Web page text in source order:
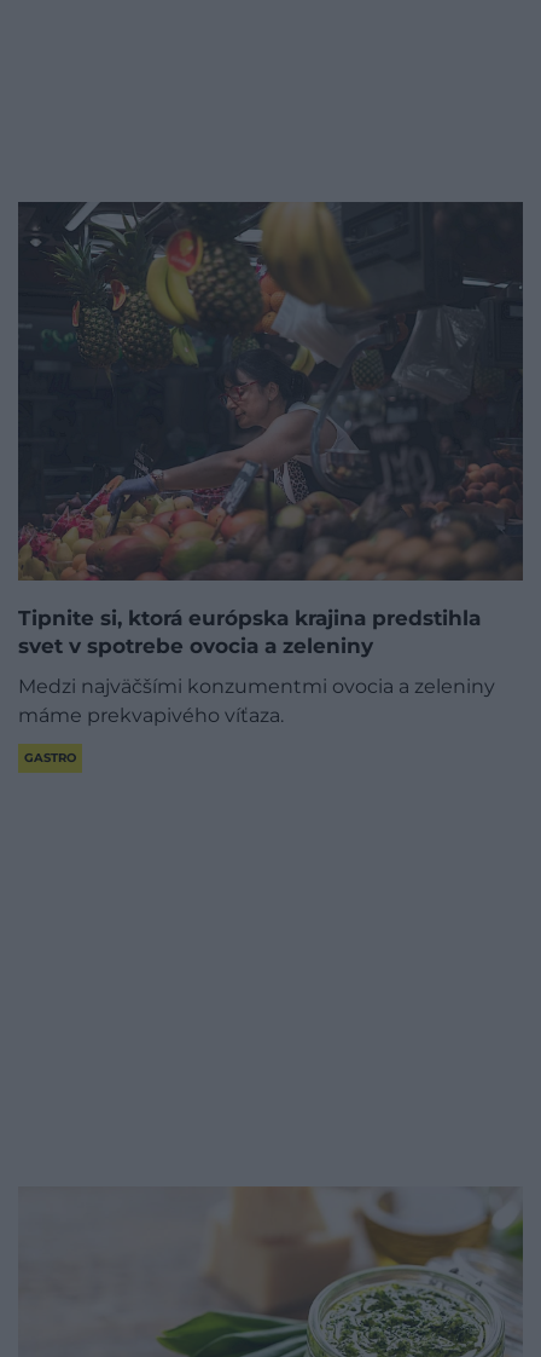
Tipnite si, ktorá európska krajina predstihla
svet v spotrebe ovocia a zeleniny
Medzi najväčšími konzumentmi ovocia a zeleniny
máme prekvapivého víťaza.
GASTRO